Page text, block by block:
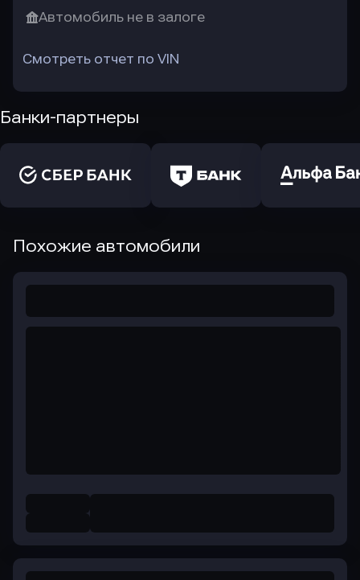
Автомобиль не в залоге
Смотреть отчет по VIN
Банки-партнеры
Похожие автомобили